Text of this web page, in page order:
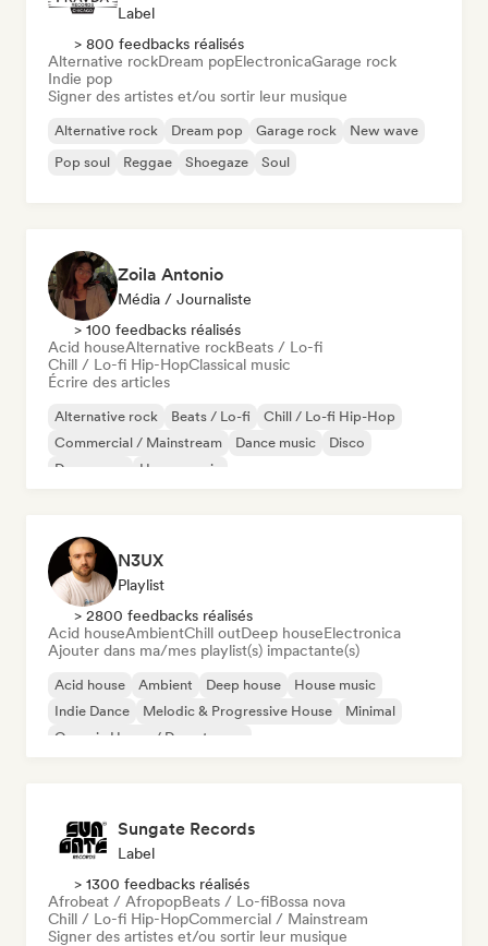
Label
> 800 feedbacks réalisés
Alternative rockDream popElectronicaGarage rock
Indie pop
Signer des artistes et/ou sortir leur musique
Alternative rock Dream pop Garage rock
New wave
Pop soul
Reggae Shoegaze Soul
Zoila Antonio
Média / Journaliste
> 100 feedbacks réalisés
Acid houseAlternative rockBeats / Lo-fi
Chill / Lo-fi Hip-HopClassical music
Écrire des articles
Alternative rock Beats / Lo-fi
Chill / Lo-fi Hip-Hop
Commercial / Mainstream
Dance music
Disco
Dream pop
House music
N3UX
Playlist
> 2800 feedbacks réalisés
Acid houseAmbientChill outDeep houseElectronica
Ajouter dans ma/mes playlist(s) impactante(s)
Acid house Ambient Deep house
House music
Indie Dance
Melodic & Progressive House
Minimal
Organic House / Downtempo
Sungate Records
Label
> 1300 feedbacks réalisés
Afrobeat / AfropopBeats / Lo-fiBossa nova
Chill / Lo-fi Hip-HopCommercial / Mainstream
Signer des artistes et/ou sortir leur musique